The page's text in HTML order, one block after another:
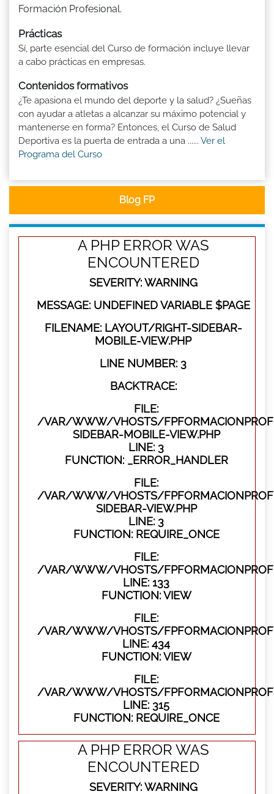
Formación Profesional.
Prácticas
Sí, parte esencial del Curso de formación incluye llevar
a cabo prácticas en empresas.
Contenidos formativos
¿Te apasiona el mundo del deporte y la salud? ¿Sueñas
con ayudar a atletas a alcanzar su máximo potencial y
mantenerse en forma? Entonces, el Curso de Salud
Deportiva es la puerta de entrada a una ...... Ver el
Programa del Curso
Blog FP
A PHP ERROR WAS
ENCOUNTERED
SEVERITY: WARNING
MESSAGE: UNDEFINED VARIABLE $PAGE
FILENAME: LAYOUT/RIGHT-SIDEBAR-
MOBILE-VIEW.PHP
LINE NUMBER: 3
BACKTRACE:
FILE:
/VAR/WWW/VHOSTS/
SIDEBAR-MOBILE-VIEW.PHP
LINE: 3
FUNCTION: _ERROR_HANDLER
FILE:
/VAR/WWW/VHOSTS/
SIDEBAR-VIEW.PHP
LINE: 3
FUNCTION: REQUIRE_ONCE
FILE:
/VAR/WWW/VHOSTS/
LINE: 133
FUNCTION: VIEW
FILE:
/VAR/WWW/VHOSTS/
LINE: 434
FUNCTION: VIEW
FILE:
/VAR/WWW/VHOSTS/
LINE: 315
FUNCTION: REQUIRE_ONCE
A PHP ERROR WAS
ENCOUNTERED
SEVERITY: WARNING